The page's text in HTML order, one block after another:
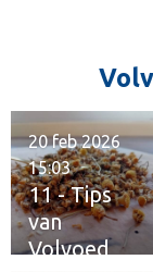
r
r
e
n 11 - Tips
van
Volvoed
20 feb 2026
15:03